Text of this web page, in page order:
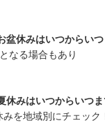
盆休みはいつからいつ
なる場合もあり
休みはいつからいつま
みを地域別にチェック